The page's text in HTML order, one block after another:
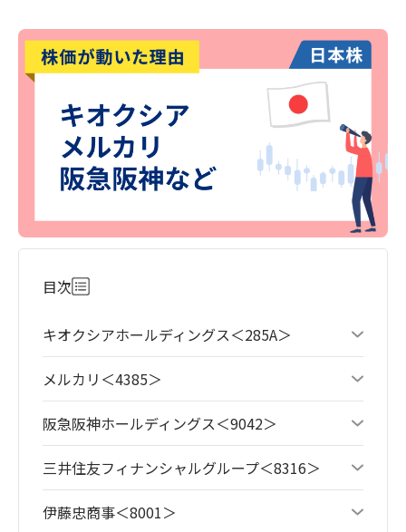
目次
キオクシアホールディングス＜285A＞
メルカリ＜4385＞
阪急阪神ホールディングス＜9042＞
三井住友フィナンシャルグループ＜8316＞
伊藤忠商事＜8001＞